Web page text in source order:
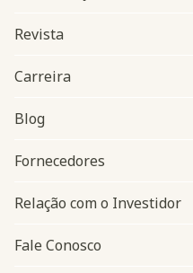
Navegação do rodapé
Revista
Carreira
Blog
Fornecedores
Relação com o Investidor
Fale Conosco